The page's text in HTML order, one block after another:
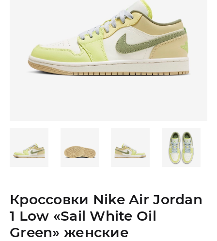
Кроссовки Nike Air Jordan
1 Low «Sail White Oil
Green» женские